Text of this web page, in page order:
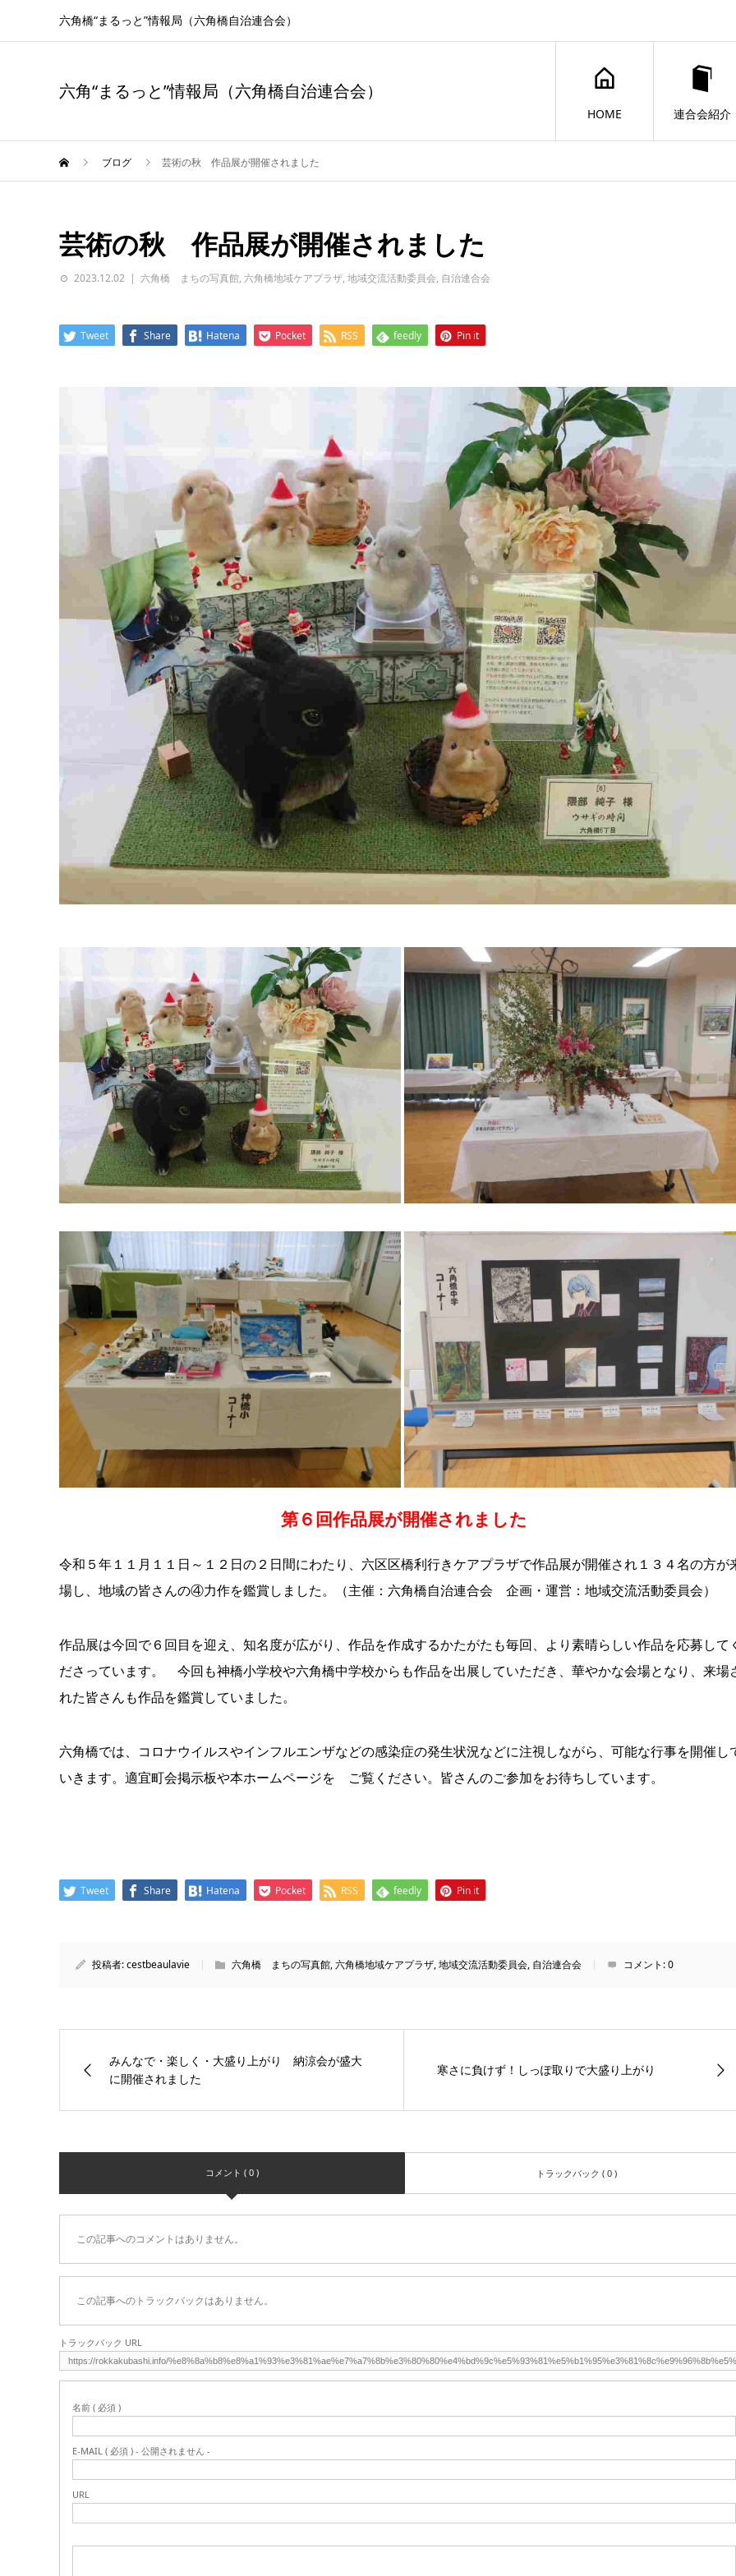
六角橋“まるっと”情報局（六角橋自治連合会）
六角“まるっと”情報局（六角橋自治連合会）
HOME 連合会紹介
ブログ 芸術の秋 作品展が開催されました
芸術の秋 作品展が開催されました
2023.12.02 六角橋 まちの写真館, 六角橋地域ケアプラザ, 地域交流活動委員会, 自治連合会
Tweet Share Hatena Pocket RSS feedly Pin it
第６回作品展が開催されました
令和５年１１月１１日～１２日の２日間にわたり、六区区橋利行きケアプラザで作品展が開催され１３４名の方が
場し、地域の皆さんの④力作を鑑賞しました。（主催：六角橋自治連合会 企画・運営：地域交流活動委員会）
作品展は今回で６回目を迎え、知名度が広がり、作品を作成するかたがたも毎回、より素晴らしい作品を応募して
ださっています。 今回も神橋小学校や六角橋中学校からも作品を出展していただき、華やかな会場となり、来場
れた皆さんも作品を鑑賞していました。
六角橋では、コロナウイルスやインフルエンザなどの感染症の発生状況などに注視しながら、可能な行事を開催し
いきます。適宜町会掲示板や本ホームページを ご覧ください。皆さんのご参加をお待ちしています。
Tweet Share Hatena Pocket RSS feedly Pin it
投稿者:cestbeaulavie 六角橋 まちの写真館,六角橋地域ケアプラザ,地域交流活動委員会, 自治連合会 コメント:0
みんなで・楽しく・大盛り上がり 納涼会が盛大
に開催されました
寒さに負けず！しっぽ取りで大盛り上がり
コメント ( 0 ) トラックバック ( 0 )
この記事へのコメントはありません。
この記事へのトラックバックはありません。
トラックバック URL
名前 ( 必須 )
E-MAIL ( 必須 ) - 公開されません -
URL